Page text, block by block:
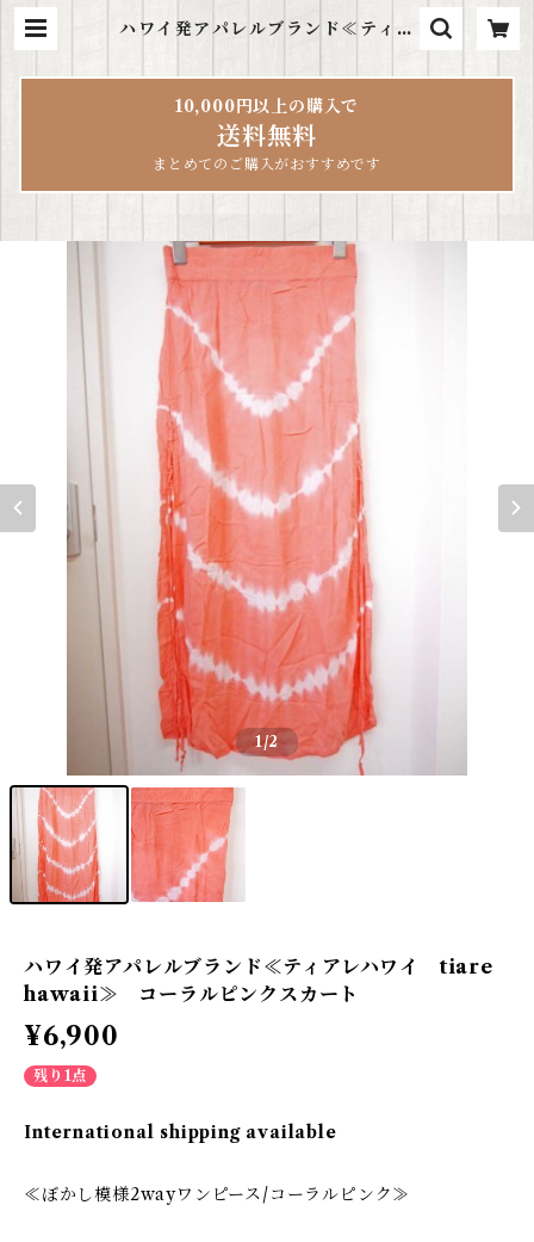
ハワイ発アパレルブランド≪ティア
aLea
10,000円以上の購入で
送料無料
まとめてのご購入がおすすめです
1/2
ハワイ発アパレルブランド≪ティアレハワイ tiare
hawaii≫ コーラルピンクスカート
¥6,900
残り1点
International shipping available
≪ぼかし模様2wayワンピース/コーラルピンク≫